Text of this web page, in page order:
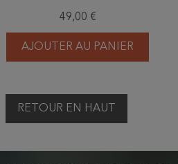
49,00 €
AJOUTER AU PANIER
RETOUR EN HAUT